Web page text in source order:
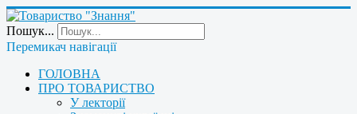
Пошук...
Перемикач навігації
ГОЛОВНА
ПРО ТОВАРИСТВО
У лекторії